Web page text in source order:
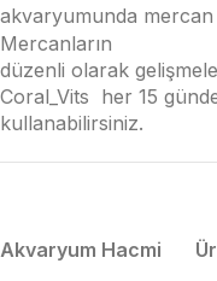
akvaryumunda mercan
Mercanların
düzenli olarak
Coral_Vits her 15
kullanabilirsiniz.
Akvaryum Hacmi